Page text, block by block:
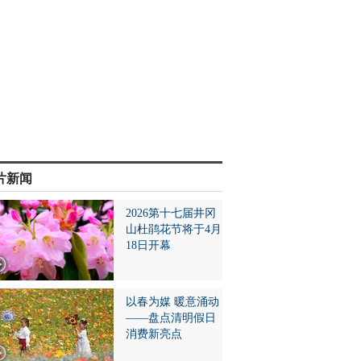
新闻
2026第十七届井冈
山杜鹃花节将于4月
18日开幕
以春为媒 暖意涌动
——盘点清明假日
消费新亮点